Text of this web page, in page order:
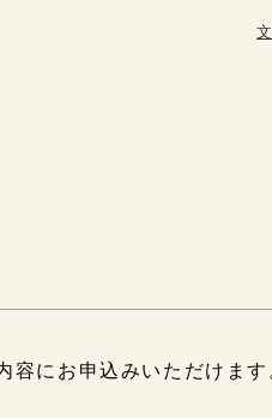
にお申込みいただけます